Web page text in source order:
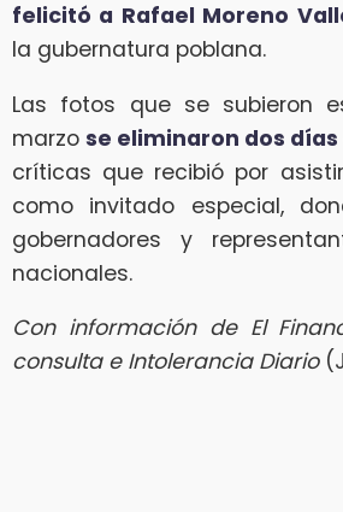
felicitó a Rafael Moreno
la gubernatura poblana.
Las fotos que se subieron
marzo se eliminaron dos días
críticas que recibió por
como invitado especial,
gobernadores y
nacionales.
Con información de El
consulta e Intolerancia Diario